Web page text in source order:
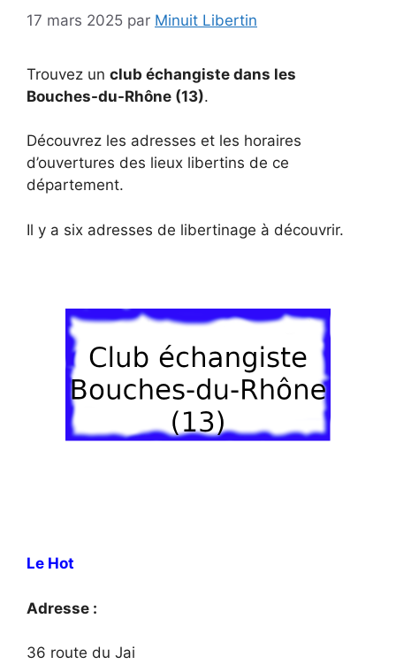
17 mars 2025 par Minuit Libertin
Trouvez un club échangiste dans les
Bouches-du-Rhône (13).
Découvrez les adresses et les horaires
d’ouvertures des lieux libertins de ce
département.
Il y a six adresses de libertinage à découvrir.
Le Hot
Adresse :
36 route du Jai